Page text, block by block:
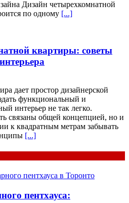
Дизайн четырехкомнатной
по одному [...]
квартиры: советы
дает простор дизайнерской
функциональный и
интерьер не так легко.
связаны общей концепцией, но и
к квадратным метрам забывать
[...]
пентхауса: